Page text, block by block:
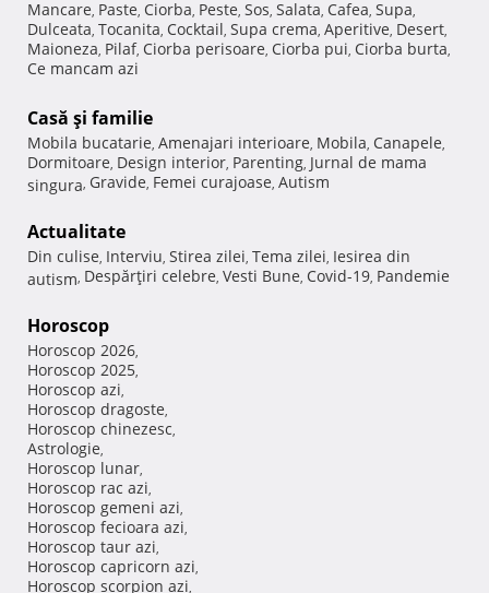
Mancare, Paste, Ciorba, Peste, Sos, Salata, Cafea, Supa,
Dulceata, Tocanita, Cocktail, Supa crema, Aperitive, Desert,
Maioneza, Pilaf, Ciorba perisoare, Ciorba pui, Ciorba burta,
Ce mancam azi
Casă şi familie
Mobila bucatarie, Amenajari interioare, Mobila, Canapele,
Dormitoare, Design interior, Parenting, Jurnal de mama
singura, Gravide, Femei curajoase, Autism
Actualitate
Din culise, Interviu, Stirea zilei, Tema zilei, Iesirea din
autism, Despărţiri celebre, Vesti Bune, Covid-19, Pandemie
Horoscop
Horoscop 2026,
Horoscop 2025,
Horoscop azi,
Horoscop dragoste,
Horoscop chinezesc,
Astrologie,
Horoscop lunar,
Horoscop rac azi,
Horoscop gemeni azi,
Horoscop fecioara azi,
Horoscop taur azi,
Horoscop capricorn azi,
Horoscop scorpion azi,